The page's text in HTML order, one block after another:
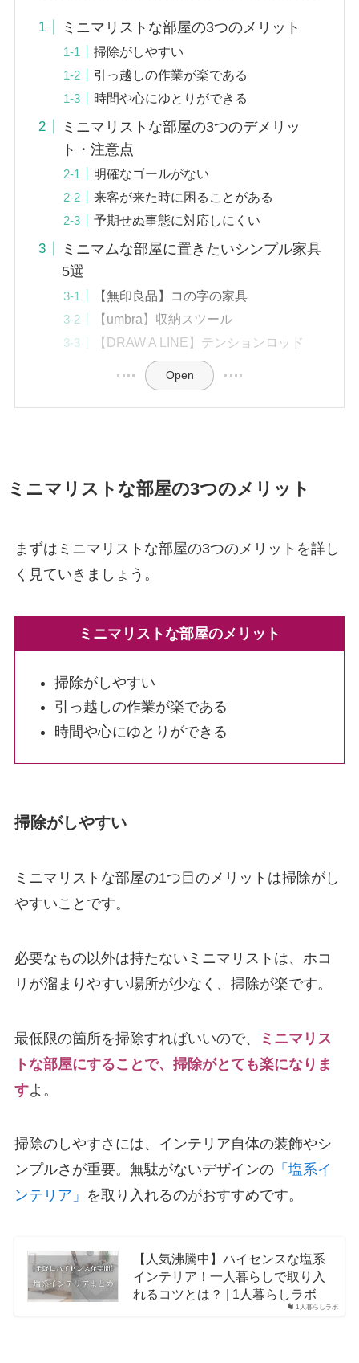
ミニマリストな部屋の3つのメリット
掃除がしやすい
引っ越しの作業が楽である
時間や心にゆとりができる
ミニマリストな部屋の3つのデメリッ
ト・注意点
明確なゴールがない
来客が来た時に困ることがある
予期せぬ事態に対応しにくい
ミニマムな部屋に置きたいシンプル家具
5選
【無印良品】コの字の家具
【umbra】収納スツール
【DRAW A LINE】テンションロッド
Open
ミニマリストな部屋の3つのメリット
まずはミニマリストな部屋の3つのメリットを詳し
く見ていきましょう。
ミニマリストな部屋のメリット
掃除がしやすい
引っ越しの作業が楽である
時間や心にゆとりができる
掃除がしやすい
ミニマリストな部屋の1つ目のメリットは掃除がし
やすいことです。
必要なもの以外は持たないミニマリストは、ホコ
リが溜まりやすい場所が少なく、掃除が楽です。
最低限の箇所を掃除すればいいので、
ミニマリス
トな部屋にすることで、掃除がとても楽になりま
すよ。
掃除のしやすさには、インテリア自体の装飾やシ
ンプルさが重要。無駄がないデザインの「塩系イ
ンテリア」 を取り入れるのがおすすめです。
1人暮らしラボ
【人気沸騰中】ハイセンスな塩系
インテリア！一人暮らしで取り入
れるコツとは？ | 1人暮らしラボ